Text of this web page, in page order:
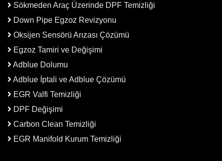
Sökmeden Araç Üzerinde DPF Temizliği
Down Pipe Egzoz Revizyonu
Oksijen Sensörü Arızası Çözümü
Egzoz Tamiri ve Değişimi
Adblue Dolumu
Adblue İptali ve Adblue Çözümü
EGR Valfi Temizliği
DPF Değişimi
Carbon Clean Temizliği
EGR Manifold Kurum Temizliği